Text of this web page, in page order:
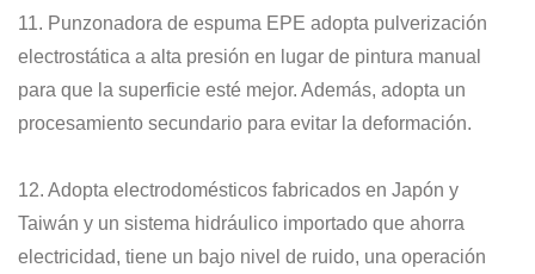
11. Punzonadora de espuma EPE adopta pulverización
electrostática a alta presión en lugar de pintura manual
para que la superficie esté mejor. Además, adopta un
procesamiento secundario para evitar la deformación.
12. Adopta electrodomésticos fabricados en Japón y
Taiwán y un sistema hidráulico importado que ahorra
electricidad, tiene un bajo nivel de ruido, una operación